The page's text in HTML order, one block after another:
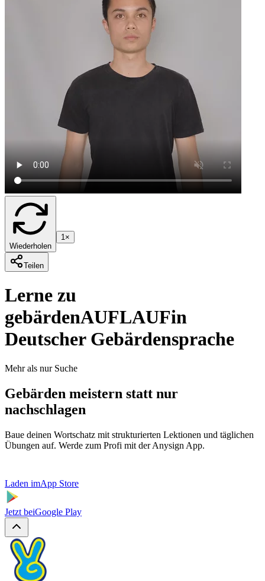
Wiederholen
1×
Teilen
Lerne zu
gebärdenAUFLAUFin
Deutscher Gebärdensprache
Mehr als nur Suche
Gebärden meistern statt nur
nachschlagen
Baue deinen Wortschatz mit strukturierten Lektionen und täglichen
Übungen auf. Werde zum Profi mit der Anysign App.
Laden imApp Store
Jetzt beiGoogle Play